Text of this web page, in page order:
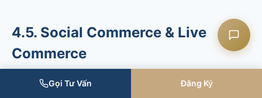
4.5. Social Commerce & Live
Commerce
Đây là sự kết hợp giữa mạng xã hội và mua sắm, nơi
Gọi Tư Vấn Đăng Ký